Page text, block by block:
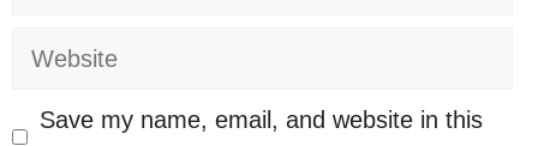
Website
Save my name, email, and website in this